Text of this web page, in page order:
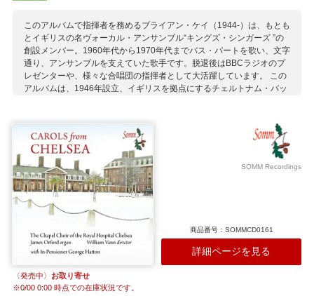
このアルバムで指揮者を務めるブライアン・ケイ（1944-）は、もとも
とイギリスの名ヴォーカル・アンサンブル“キングズ・シンガーズ ”の
創設メンバー。1960年代から1970年代までバス・パートを歌い、文字
通り、アンサンブルを支えていた歌手です。脱退後はBBCラジオのプ
レゼンターや、様々な合唱団の指揮者として大活躍しています。 この
アルバムは、1946年設立、イギリスを拠点にするチェルトナム・バッ
収録作曲家：
ヴォーン・ウィリアムズ
サリヴァン
バーンビー
ピアサル ラター SOMM Recordings
商品番号：SOMMCD0161
詳細ページを見る
〈発売中〉 お取り寄せ
※0/00 0:00時点での在庫状況です。